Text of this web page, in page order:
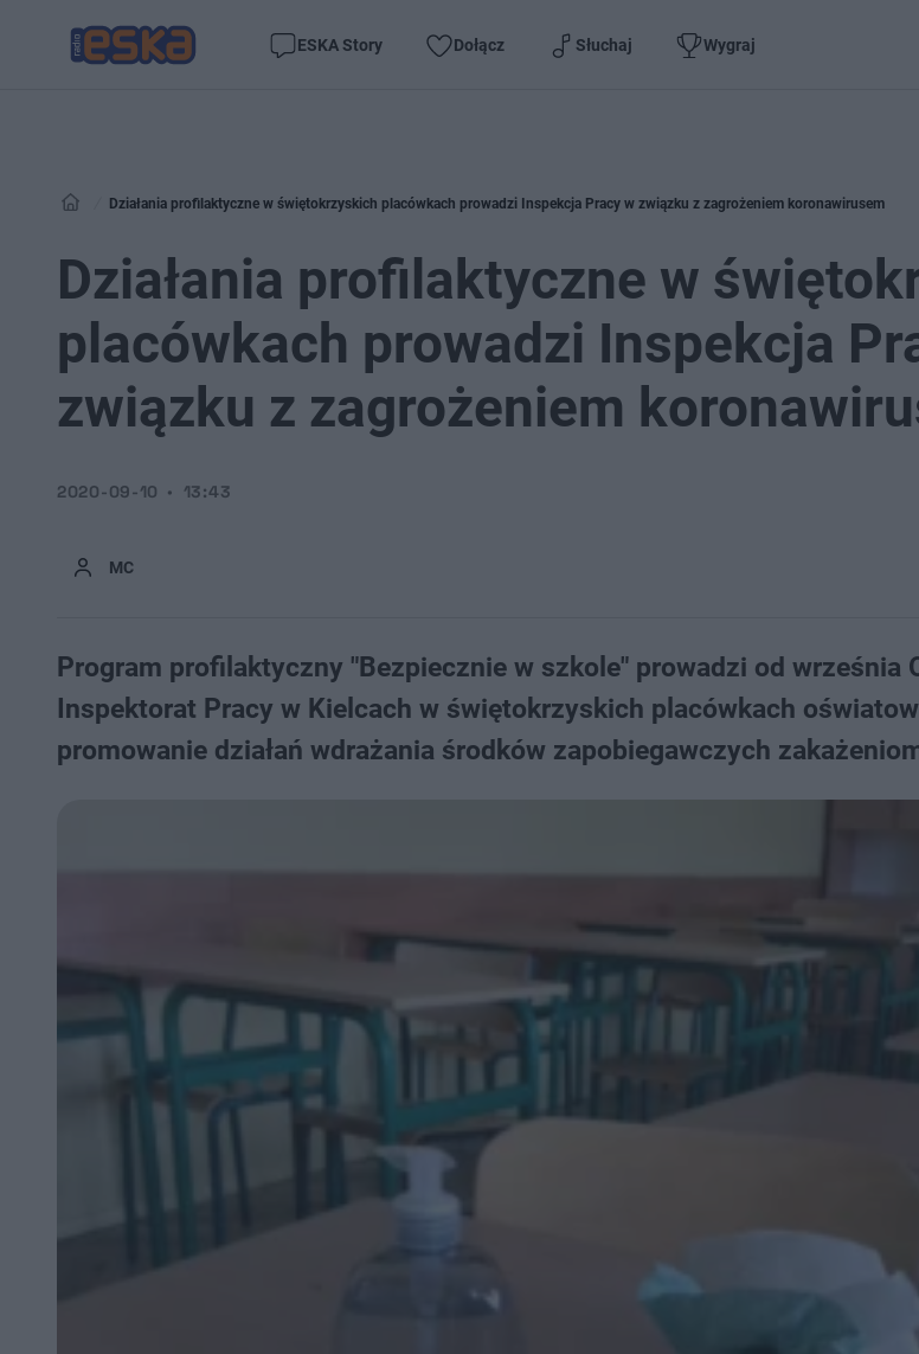
ESKA Story Dołącz Słuchaj Wygraj
Działania profilaktyczne w świętokrzyskich placówkach prowadzi Inspekcja Pracy w związku z zagrożeniem koronawirusem
Działania profilaktyczne w
placówkach prowadzi Inspekcja
związku z zagrożeniem
MC
2020-09-10 13:43
Program profilaktyczny "Bezpiecznie w szkole" prowadzi od września
Inspektorat Pracy w Kielcach w świętokrzyskich placówkach
promowanie działań wdrażania środków zapobiegawczych